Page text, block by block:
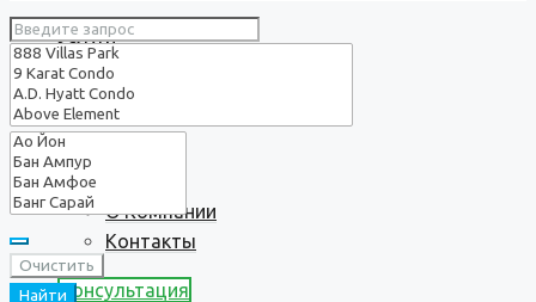
Услуги
О нас
О Компании
Контакты
Консультация
Очистить
Найти